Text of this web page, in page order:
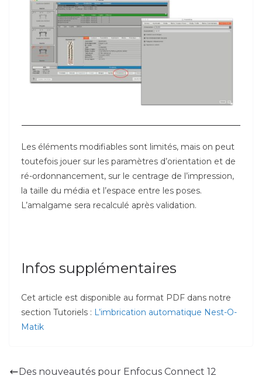
Les éléments modifiables sont limités, mais on peut
toutefois jouer sur les paramètres d’orientation et de
ré-ordonnancement, sur le centrage de l’impression,
la taille du média et l’espace entre les poses.
L’amalgame sera recalculé après validation.
Infos supplémentaires
Cet article est disponible au format PDF dans notre
section Tutoriels : L’imbrication automatique Nest-O-
Matik
Des nouveautés pour Enfocus Connect 12